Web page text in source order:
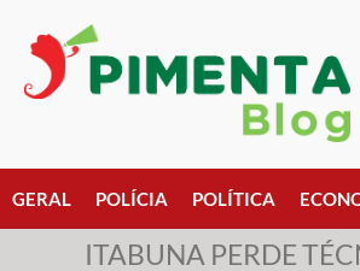
GERAL POLÍCIA POLÍTICA
ITABUNA PERDE